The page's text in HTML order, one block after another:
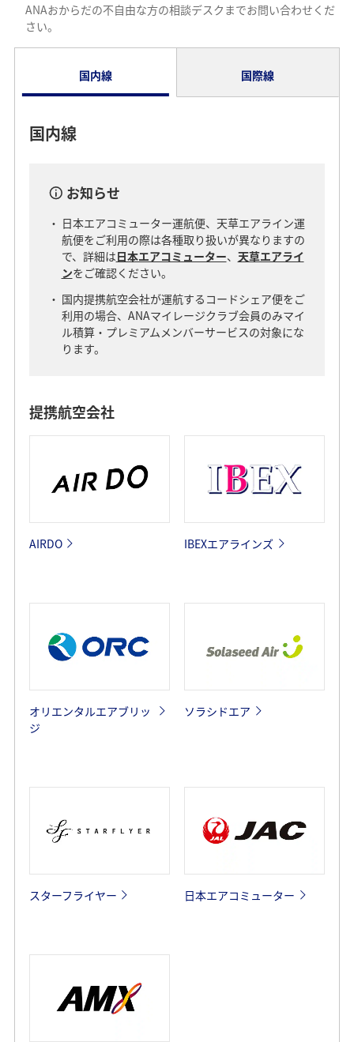
ANAおからだの不自由な方の相談デスクまでお問い合わせくだ
さい。
国内線 国際線
国内線
お知らせ
日本エアコミューター運航便、天草エアライン運
航便をご利用の際は各種取り扱いが異なりますの
で、詳細は日本エアコミューター、 天草エアライ
ンをご確認ください。
国内提携航空会社が運航するコードシェア便をご
利用の場合、ANAマイレージクラブ会員のみマイ
ル積算・プレミアムメンバーサービスの対象にな
ります。
提携航空会社
AIRDO IBEXエアラインズ
オリエンタルエアブリッ
ジ
ソラシドエア
スターフライヤー 日本エアコミューター